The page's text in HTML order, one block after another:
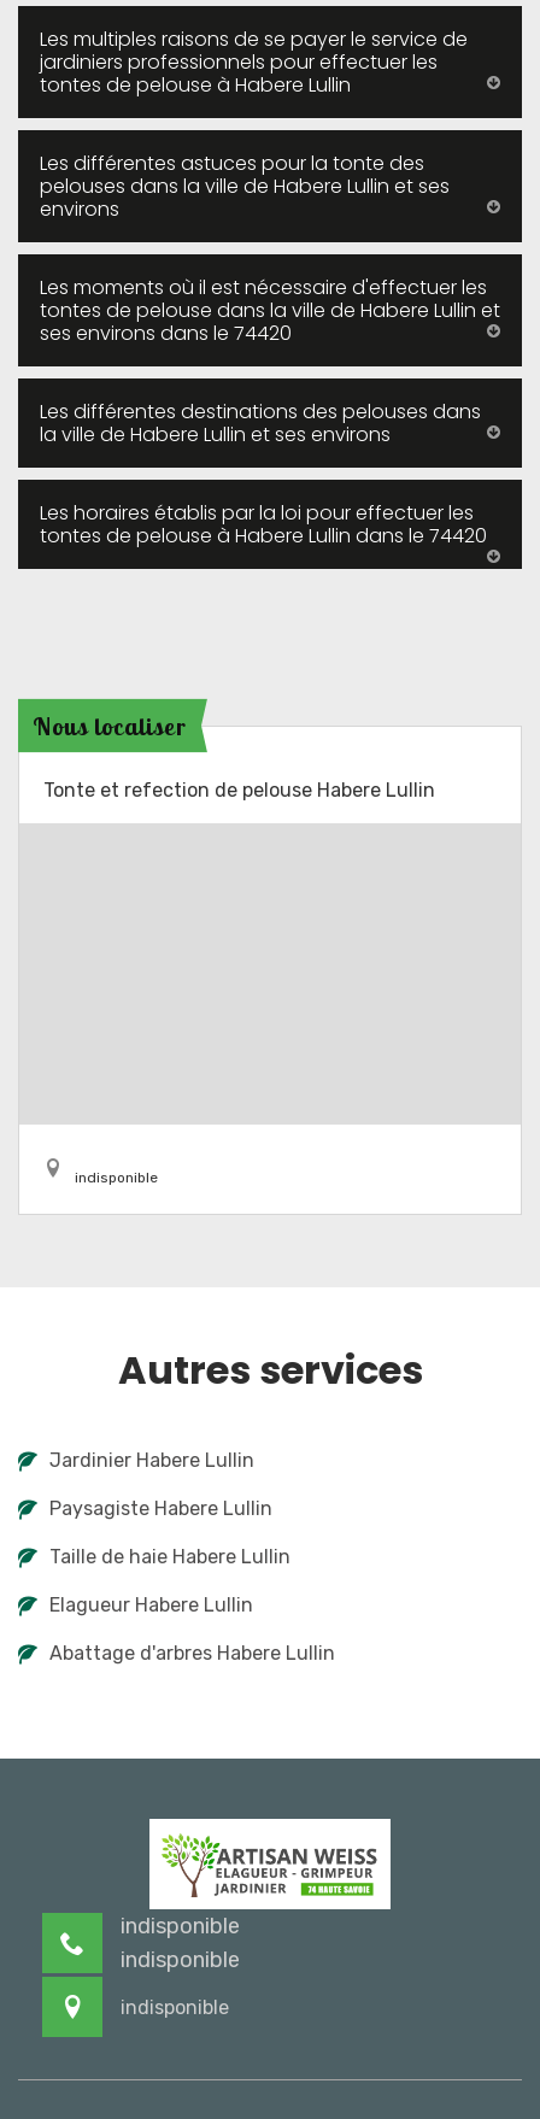
Les multiples raisons de se payer le service de
jardiniers professionnels pour effectuer les
tontes de pelouse à Habere Lullin
Les différentes astuces pour la tonte des
pelouses dans la ville de Habere Lullin et ses
environs
Les moments où il est nécessaire d'effectuer les
tontes de pelouse dans la ville de Habere Lullin et
ses environs dans le 74420
Les différentes destinations des pelouses dans
la ville de Habere Lullin et ses environs
Les horaires établis par la loi pour effectuer les
tontes de pelouse à Habere Lullin dans le 74420
Nous localiser
Tonte et refection de pelouse Habere Lullin
indisponible
Autres services
Jardinier Habere Lullin
Paysagiste Habere Lullin
Taille de haie Habere Lullin
Elagueur Habere Lullin
Abattage d'arbres Habere Lullin
indisponible
indisponible
indisponible